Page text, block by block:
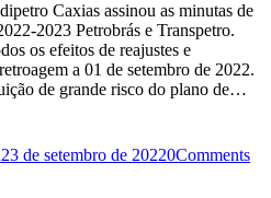
Caxias assinou as minutas de
2023 Petrobrás e Transpetro.
os efeitos de reajustes e
a 01 de setembro de 2022.
de grande risco do plano de…
23 de setembro de 20220Comments